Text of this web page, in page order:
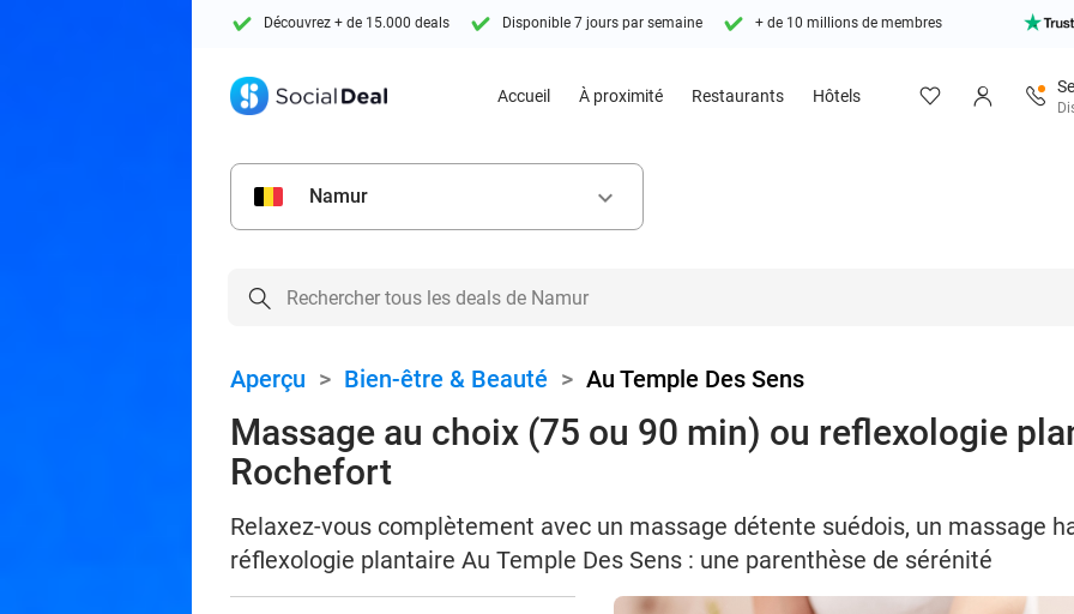
Découvrez + de 15.000 deals Disponible 7 jours par semaine + de 10 millions de membres
Accueil À proximité Restaurants Hôtels
Namur keyboard_arrow_down
Aperçu > Bien-être & Beauté > Au Temple Des Sens
Massage au choix (75 ou 90 min) ou reflexologie
Rochefort
Relaxez-vous complètement avec un massage détente suédois, un massage
réflexologie plantaire Au Temple Des Sens : une parenthèse de sérénité